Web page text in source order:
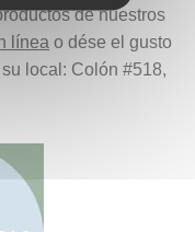
de nuestros
línea o dése el gusto
local: Colón #518,